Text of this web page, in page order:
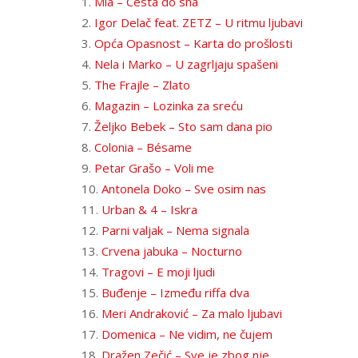
2. Igor Delač feat. ZETZ – U ritmu ljubavi
3. Opća Opasnost – Karta do prošlosti
4. Nela i Marko – U zagrljaju spašeni
5. The Frajle – Zlato
6. Magazin – Lozinka za sreću
7. Željko Bebek – Sto sam dana pio
8. Colonia – Bésame
9. Petar Grašo – Voli me
10. Antonela Doko – Sve osim nas
11. Urban & 4 – Iskra
12. Parni valjak – Nema signala
13. Crvena jabuka – Nocturno
14. Tragovi – E moji ljudi
15. Buđenje – Između riffa dva
16. Meri Andraković – Za malo ljubavi
17. Domenica – Ne vidim, ne čujem
18. Dražen Zečić – Sve je zbog nje